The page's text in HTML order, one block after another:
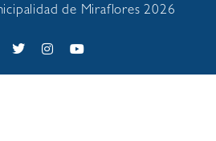
de Miraflores 2026